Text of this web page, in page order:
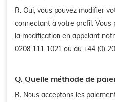
R. Oui, vous pouvez modifier
connectant à votre profil. Vous
la modification en appelant
0208 111 1021 ou au +44 (0)
Q. Quelle méthode de
R. Nous acceptons les